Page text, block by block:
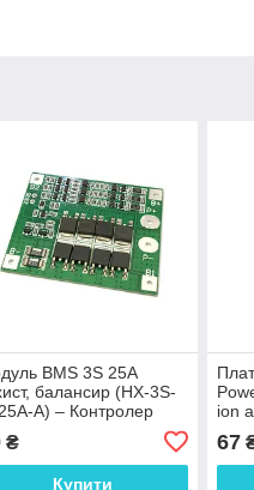
BMS 3S 25А
балансир (HX-3S-
А) – Контролер
₴
Купити
ion
67